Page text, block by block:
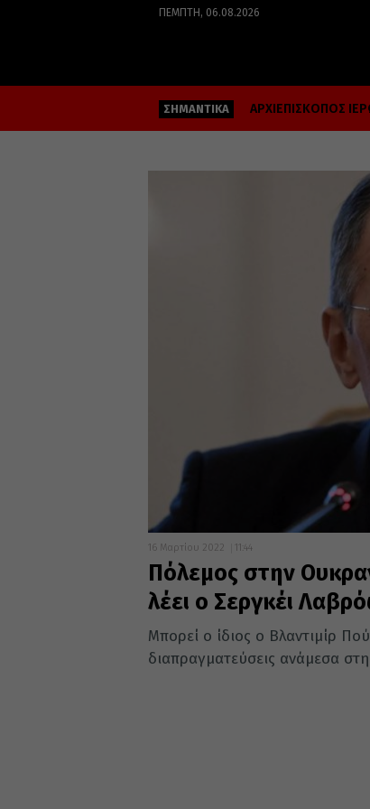
ΠΈΜΠΤΗ, 06.08.2026
ΣΗΜΑΝΤΙΚΑ ΑΡΧΙΕΠΙΣΚΟΠΟΣ
16 Μαρτίου 2022 11:44
Πόλεμος στην
λέει ο Σεργκέι
Μπορεί ο ίδιος ο Βλαντιμίρ
διαπραγματεύσεις ανάμεσα